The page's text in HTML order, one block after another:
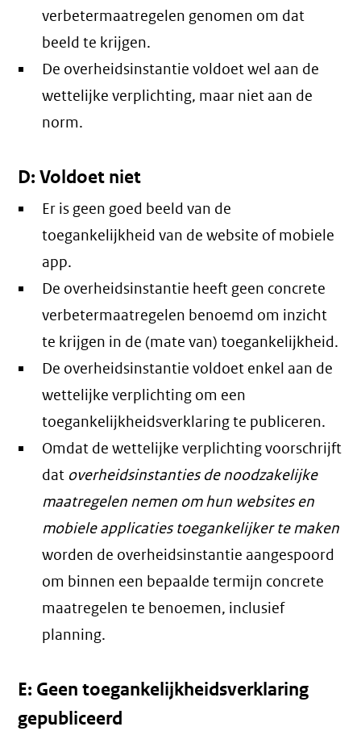
verbetermaatregelen genomen om dat
beeld te krijgen.
De overheidsinstantie voldoet wel aan de
wettelijke verplichting, maar niet aan de
norm.
D: Voldoet niet
Er is geen goed beeld van de
toegankelijkheid van de website of mobiele
app.
De overheidsinstantie heeft geen concrete
verbetermaatregelen benoemd om inzicht
te krijgen in de (mate van) toegankelijkheid.
De overheidsinstantie voldoet enkel aan de
wettelijke verplichting om een
toegankelijkheidsverklaring te publiceren.
Omdat de wettelijke verplichting voorschrijft
dat overheidsinstanties de noodzakelijke
maatregelen nemen om hun websites en
mobiele applicaties toegankelijker te maken
worden de overheidsinstantie aangespoord
om binnen een bepaalde termijn concrete
maatregelen te benoemen, inclusief
planning.
E: Geen toegankelijkheidsverklaring
gepubliceerd